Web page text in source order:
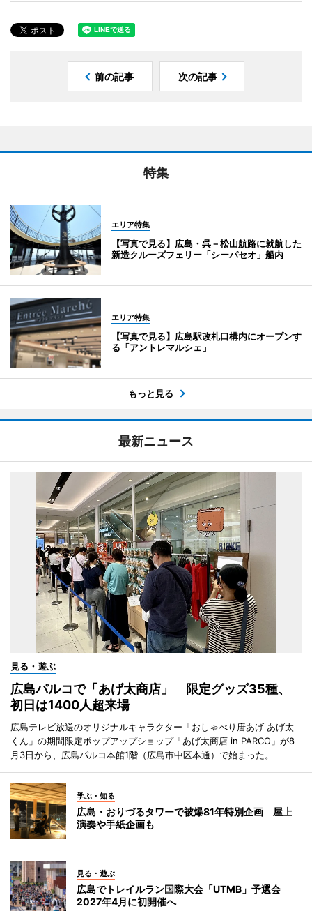
前の記事 次の記事
特集
エリア特集
【写真で見る】広島・呉－松山航路に就航した
新造クルーズフェリー「シーパセオ」船内
エリア特集
【写真で見る】広島駅改札口構内にオープンす
る「アントレマルシェ」
もっと見る
最新ニュース
見る・遊ぶ
広島パルコで「あげ太商店」 限定グッズ35種、
初日は1400人超来場
広島テレビ放送のオリジナルキャラクター「おしゃべり唐あげ あげ太
くん」の期間限定ポップアップショップ「あげ太商店 in PARCO」が8
月3日から、広島パルコ本館1階（広島市中区本通）で始まった。
学ぶ・知る
広島・おりづるタワーで被爆81年特別企画 屋上
演奏や手紙企画も
見る・遊ぶ
広島でトレイルラン国際大会「UTMB」予選会
2027年4月に初開催へ